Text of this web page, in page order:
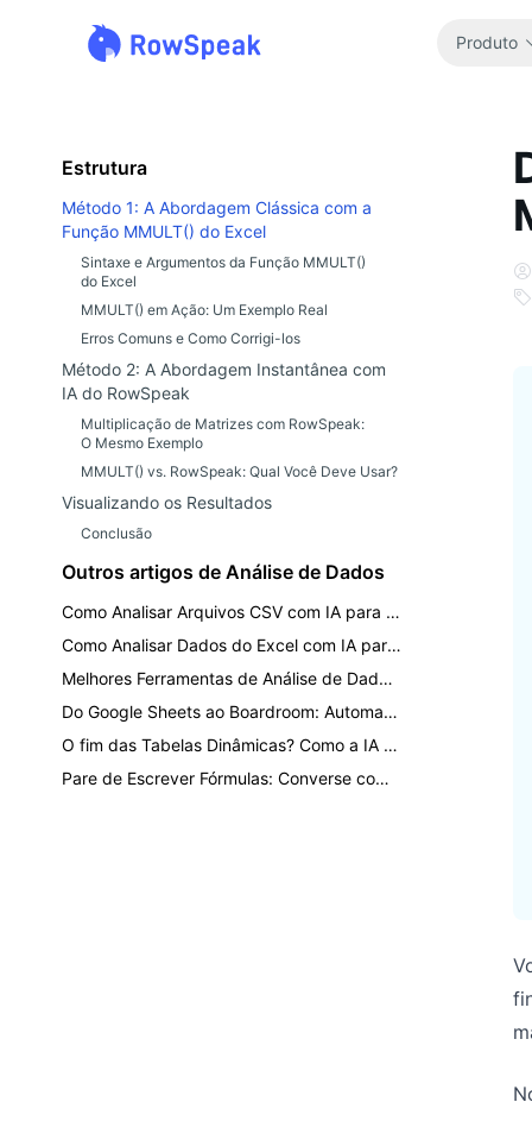
Produto
Estrutura
Método 1: A Abordagem Clássica com a
Função MMULT() do Excel
Sintaxe e Argumentos da Função MMULT()
do Excel
MMULT() em Ação: Um Exemplo Real
Erros Comuns e Como Corrigi-los
Método 2: A Abordagem Instantânea com
IA do RowSpeak
Multiplicação de Matrizes com RowSpeak:
O Mesmo Exemplo
MMULT() vs. RowSpeak: Qual Você Deve Usar?
Visualizando os Resultados
Conclusão
Outros artigos de Análise de Dados
Como Analisar Arquivos CSV com IA para Relatórios Mensais
Como Analisar Dados do Excel com IA para Relatórios de Negócios
Melhores Ferramentas de Análise de Dados em 2026: Excel, BI, IA e Planilhas Comparados
Do Google Sheets ao Boardroom: Automatizando Análise de Dados Multiplataforma com IA
O fim das Tabelas Dinâmicas? Como a IA Generativa está re-arquitetando relatórios empresariais
Pare de Escrever Fórmulas: Converse com o Excel para Analisar Dados via RowSpeak AI